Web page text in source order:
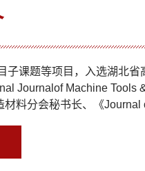
课题等项目，入选湖北
Journalof Machine Tools
料分会秘书长、《Journal